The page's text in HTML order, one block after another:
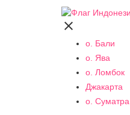

о. Бали
о. Ява
о. Ломбок
Джакарта
о. Суматра